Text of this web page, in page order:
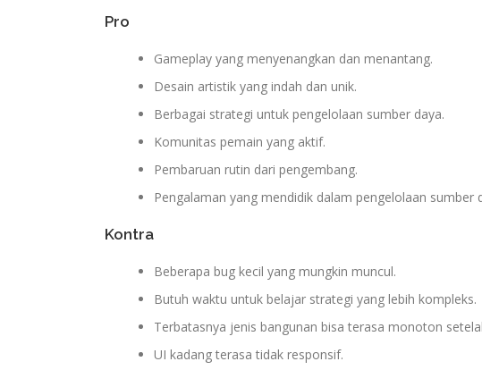
Pro
Gameplay yang menyenangkan dan menantang.
Desain artistik yang indah dan unik.
Berbagai strategi untuk pengelolaan sumber daya.
Komunitas pemain yang aktif.
Pembaruan rutin dari pengembang.
Pengalaman yang mendidik dalam pengelolaan sumber
Kontra
Beberapa bug kecil yang mungkin muncul.
Butuh waktu untuk belajar strategi yang lebih kompleks.
Terbatasnya jenis bangunan bisa terasa monoton
UI kadang terasa tidak responsif.